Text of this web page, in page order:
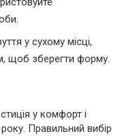
у сухому місці,
щоб зберегти форму.
у комфорт і
Правильний вибір